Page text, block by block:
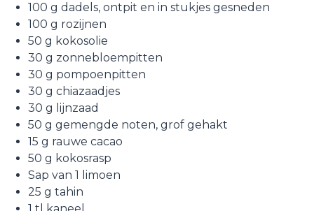
100 g dadels, ontpit en in stukjes gesneden
100 g rozijnen
50 g kokosolie
30 g zonnebloempitten
30 g pompoenpitten
30 g chiazaadjes
30 g lijnzaad
50 g gemengde noten, grof gehakt
15 g rauwe cacao
50 g kokosrasp
Sap van 1 limoen
25 g tahin